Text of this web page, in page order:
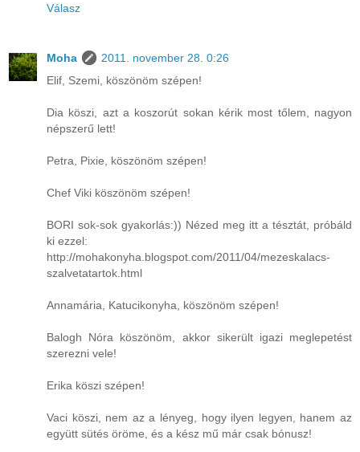
Válasz
Moha
2011. november 28. 0:26
Elif, Szemi, köszönöm szépen!
Dia köszi, azt a koszorút sokan kérik most tőlem, nagyon
népszerű lett!
Petra, Pixie, köszönöm szépen!
Chef Viki köszönöm szépen!
BORI sok-sok gyakorlás:)) Nézed meg itt a tésztát, próbáld
ki ezzel:
http://mohakonyha.blogspot.com/2011/04/mezeskalacs-
szalvetatartok.html
Annamária, Katucikonyha, köszönöm szépen!
Balogh Nóra köszönöm, akkor sikerült igazi meglepetést
szerezni vele!
Erika köszi szépen!
Vaci köszi, nem az a lényeg, hogy ilyen legyen, hanem az
együtt sütés öröme, és a kész mű már csak bónusz!